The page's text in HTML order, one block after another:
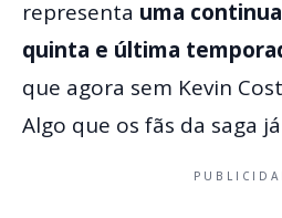
representa uma
quinta e última
que agora sem Kevin
Algo que os fãs da saga